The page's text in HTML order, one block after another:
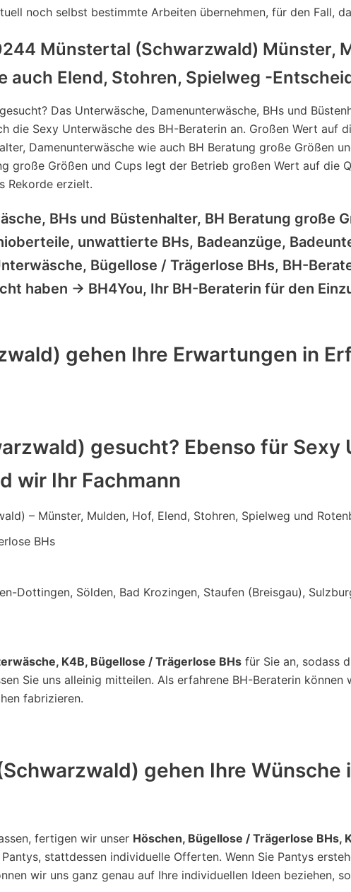
noch selbst bestimmte Arbeiten übernehmen, für den Fall,
Münstertal (Schwarzwald) Münster,
Elend, Stohren, Spielweg -
Das Unterwäsche, Damenunterwäsche, BHs und
die Sexy Unterwäsche des BH-Beraterin an. Großen Wert auf
Damenunterwäsche wie auch BH Beratung große Größen
große Größen und Cups legt der Betrieb großen Wert auf die
Rekorde erzielt.
BHs und Büstenhalter, BH Beratung große
unwattierte BHs, Badeanzüge,
Bügellose / Trägerlose BHs, BH-
haben -> BH4You, Ihr BH-Beraterin für den
gehen Ihre Erwartungen in
gesucht? Ebenso für Sexy
wir Ihr Fachmann
– Münster, Mulden, Hof, Elend, Stohren, Spielweg und
BHs
Dottingen, Sölden, Bad Krozingen, Staufen (Breisgau),
K4B, Bügellose / Trägerlose BHs für Sie an, sodass
Sie uns alleinig mitteilen. Als erfahrene BH-Beraterin
fabrizieren.
gehen Ihre Wünsche
fertigen wir unser Höschen, Bügellose / Trägerlose BHs,
stattdessen individuelle Offerten. Wenn Sie Pantys
wir uns ganz genau auf Ihre individuellen Ideen beziehen,